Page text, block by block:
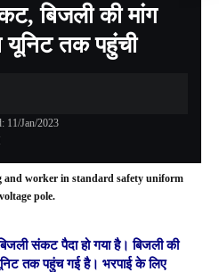
> UTTARAKHAND>प्रदेश में बिजली संकट, बिजली की मांग रिकॉर्ड 48 मिलियन यूनिट तक पहुंची
बिजली की मांग
यूनिट तक पहुंची
11/Jan/2023
and worker in standard safety uniform
pole.
संकट पैदा हो गया है। बिजली की
तक पहुंच गई है। भरपाई के लिए